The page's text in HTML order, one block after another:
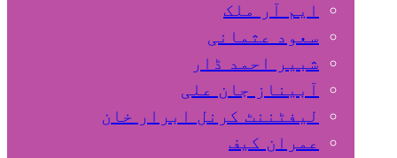
ایم آر ملک
سعود عثمانی
شبیر احمد ڈار
آبیناز جان علی
لیفٹننٹ کرنل ابرار خان
عمران کیف